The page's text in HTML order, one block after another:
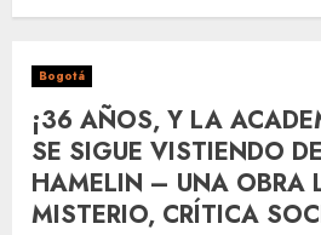
Bogotá
¡36 AÑOS, Y LA
SE SIGUE VISTIENDO
HAMELIN – UNA OBRA
MISTERIO, CRÍTICA